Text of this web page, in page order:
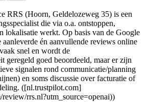
RRS (Hoorn, Geldelozeweg 35) is een
die via o.a. ontstoppen,
lokalisatie werkt. Op basis van de Google
aanleverde én aanvullende reviews online
snel en wordt de
geregeld goed beoordeeld, maar er zijn
signalen rond communicatie/planning
en soms discussie over facturatie of
([nl.trustpilot.com]
rrs.nl?utm_source=openai))